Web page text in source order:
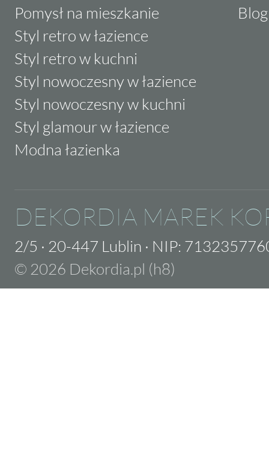
Pomysł na mieszkanie
Styl retro w łazience
Styl retro w kuchni
Styl nowoczesny w łazience
Styl nowoczesny w kuchni
Styl glamour w łazience
Modna łazienka
Blog
DEKORDIA MAREK
2/5 · 20-447 Lublin · NIP:
© 2026 Dekordia.pl (h8)